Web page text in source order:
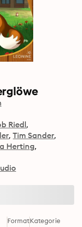
Riedl
Tim Sander
Herting
FormatKategorie